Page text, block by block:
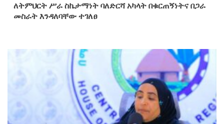
ለትምህርት ሥራ ስኬታማነት ባለድርሻ አካላት በቁርጠኝነትና በጋራ
መስራት እንዳለባቸው ተገለፀ